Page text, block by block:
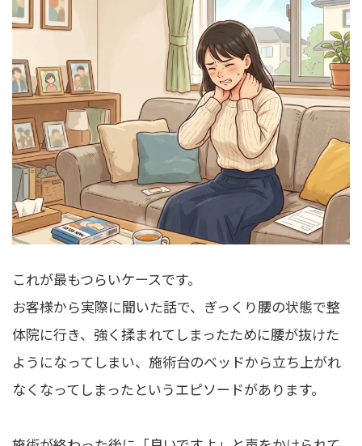
これが最もつらいケースです。
お客様から実際に聞いた話で、ぎっくり腰の状態で整
体院に行き、強く揉まれてしまったために腰が抜けた
ようになってしまい、施術台のベッドから立ち上がれ
なくなってしまったというエピソードがあります。